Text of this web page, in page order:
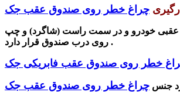
عقبی خودرو و در سمت راست (شاگرد) و چپ
روی درب صندوق قرار دارد .
جنس